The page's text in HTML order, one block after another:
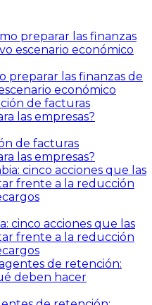
preparar las finanzas de
económico
de facturas
las empresas?
cinco acciones que las
frente a la reducción